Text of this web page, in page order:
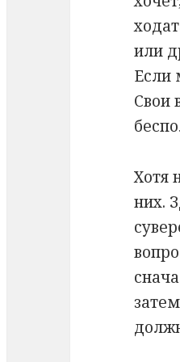
или
Если
Свои
Хотя
них.